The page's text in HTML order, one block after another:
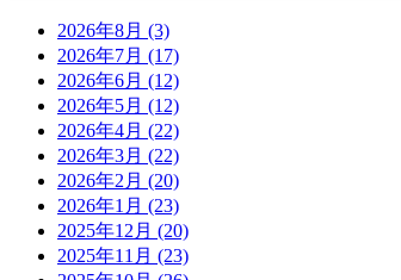
2026年8月 (3)
2026年7月 (17)
2026年6月 (12)
2026年5月 (12)
2026年4月 (22)
2026年3月 (22)
2026年2月 (20)
2026年1月 (23)
2025年12月 (20)
2025年11月 (23)